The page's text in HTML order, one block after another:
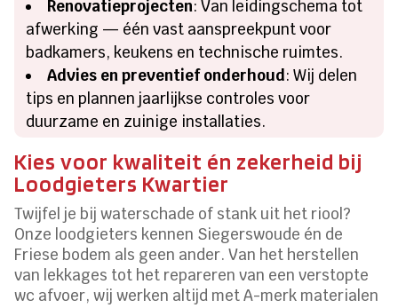
Renovatieprojecten: Van leidingschema tot
afwerking — één vast aanspreekpunt voor
badkamers, keukens en technische ruimtes.
Advies en preventief onderhoud: Wij delen
tips en plannen jaarlijkse controles voor
duurzame en zuinige installaties.
Kies voor kwaliteit én zekerheid bij
Loodgieters Kwartier
Twijfel je bij waterschade of stank uit het riool?
Onze loodgieters kennen Siegerswoude én de
Friese bodem als geen ander. Van het herstellen
van lekkages tot het repareren van een verstopte
wc afvoer, wij werken altijd met A-merk materialen